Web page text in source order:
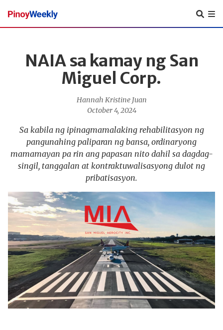
Pinoy
Weekly
NAIA sa kamay ng San
Miguel Corp.
Hannah Kristine Juan
October 4, 2024
Sa kabila ng ipinagmamalaking rehabilitasyon ng
pangunahing paliparan ng bansa, ordinaryong
mamamayan pa rin ang papasan nito dahil sa dagdag-
singil, tanggalan at kontraktuwalisasyong dulot ng
pribatisasyon.